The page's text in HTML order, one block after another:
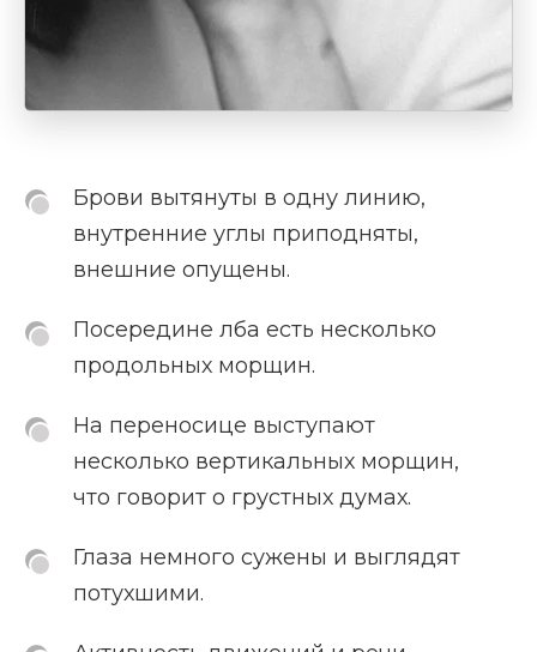
Брови вытянуты в одну линию,
внутренние углы приподняты,
внешние опущены.
Посередине лба есть несколько
продольных морщин.
На переносице выступают
несколько вертикальных морщин,
что говорит о грустных думах.
Глаза немного сужены и выглядят
потухшими.